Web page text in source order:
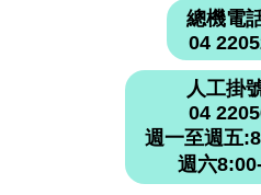
總機電
04
人工掛
04
週一至週五
週六